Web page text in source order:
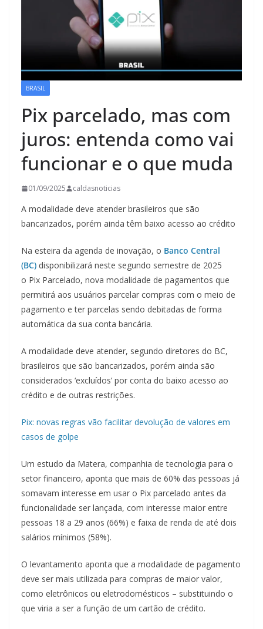
BRASIL
Pix parcelado, mas com
juros: entenda como vai
funcionar e o que muda
01/09/2025 caldasnoticias
A modalidade deve atender brasileiros que são
bancarizados, porém ainda têm baixo acesso ao crédito
Na esteira da agenda de inovação, o Banco Central
(BC) disponibilizará neste segundo semestre de 2025
o Pix Parcelado, nova modalidade de pagamentos que
permitirá aos usuários parcelar compras com o meio de
pagamento e ter parcelas sendo debitadas de forma
automática da sua conta bancária.
A modalidade deve atender, segundo diretores do BC,
brasileiros que são bancarizados, porém ainda são
considerados ‘excluídos’ por conta do baixo acesso ao
crédito e de outras restrições.
Pix: novas regras vão facilitar devolução de valores em
casos de golpe
Um estudo da Matera, companhia de tecnologia para o
setor financeiro, aponta que mais de 60% das pessoas já
somavam interesse em usar o Pix parcelado antes da
funcionalidade ser lançada, com interesse maior entre
pessoas 18 a 29 anos (66%) e faixa de renda de até dois
salários mínimos (58%).
O levantamento aponta que a modalidade de pagamento
deve ser mais utilizada para compras de maior valor,
como eletrônicos ou eletrodomésticos – substituindo o
que viria a ser a função de um cartão de crédito.